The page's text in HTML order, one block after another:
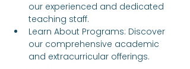
our experienced and dedicated
teaching staff.
Learn About Programs: Discover
our comprehensive academic
and extracurricular offerings.